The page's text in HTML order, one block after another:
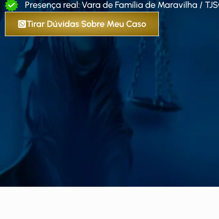
Presença real: Vara de Família de Maravilha /
Tirar Dúvidas Sobre Meu Caso